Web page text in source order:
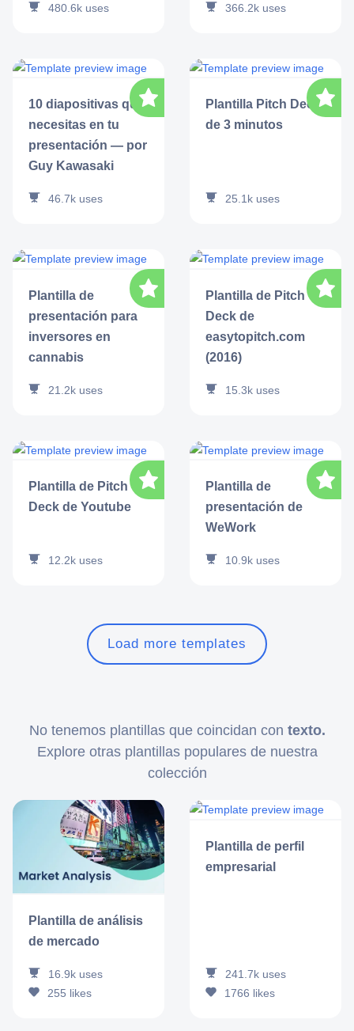
480.6k uses 366.2k uses
10 diapositivas que
necesitas en tu
presentación — por
Guy Kawasaki
46.7k uses
Plantilla Pitch Deck
de 3 minutos
25.1k uses
Plantilla de
presentación para
inversores en
cannabis
21.2k uses
Plantilla de Pitch
Deck de
easytopitch.com
(2016)
15.3k uses
Plantilla de Pitch
Deck de Youtube
12.2k uses
Plantilla de
presentación de
WeWork
10.9k uses
Load more templates
No tenemos plantillas que coincidan con texto.
Explore otras plantillas populares de nuestra
colección
Plantilla de análisis
de mercado
16.9k uses
255 likes
Plantilla de perfil
empresarial
241.7k uses
1766 likes